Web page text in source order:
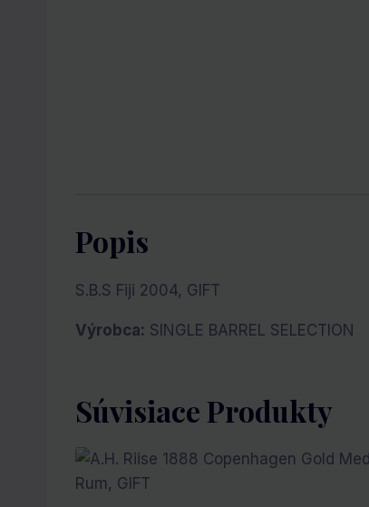
Popis
S.B.S Fiji 2004, GIFT
Výrobca: SINGLE BARREL SELECTION
Súvisiace Produkty